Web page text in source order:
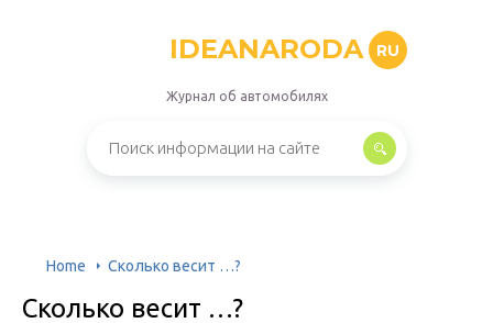
IDEANARODA RU
Журнал об автомобилях
Home Сколько весит …?
Сколько весит …?